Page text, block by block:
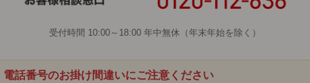
受付時間 10:00～18:00 年中無休（年末年始を除く）
電話番号のお掛け間違いにご注意ください